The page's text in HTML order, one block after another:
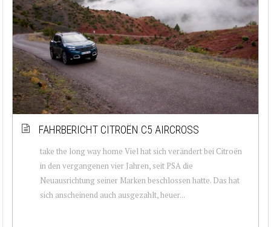
FAHRBERICHT CITROËN C5 AIRCROSS
take the long way home Viel hat sich verändert bei Citroën
in den vergangenen vier Jahren, seit PSA die
Neuausrichtung seiner Marken beschlossen hatte. Das hat
sich anscheinend auch ausgezahlt, heuer...